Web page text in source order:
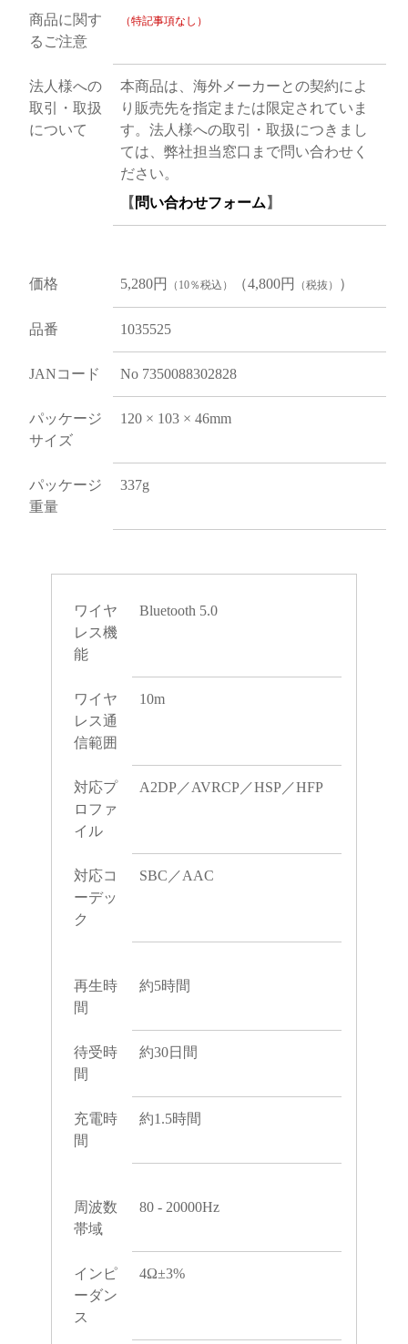
商品に関す
るご注意
（特記事項なし）
法人様への
取引・取扱
について
本商品は、海外メーカーとの契約によ
り販売先を指定または限定されていま
す。法人様への取引・取扱につきまし
ては、弊社担当窓口まで問い合わせく
ださい。
【 問い合わせフォーム 】
価格 5,280円 （10％税込） （4,800円 （税抜） ）
品番 1035525
JANコード No 7350088302828
パッケージ
サイズ
120 × 103 × 46mm
パッケージ
重量
337g
ワイヤ
レス機
能
Bluetooth 5.0
ワイヤ
レス通
信範囲
10m
対応プ
ロファ
イル
A2DP／AVRCP／HSP／HFP
対応コ
ーデッ
ク
SBC／AAC
再生時
間
約5時間
待受時
間
約30日間
充電時
間
約1.5時間
周波数
帯域
80 - 20000Hz
インピ
ーダン
ス
4Ω±3%